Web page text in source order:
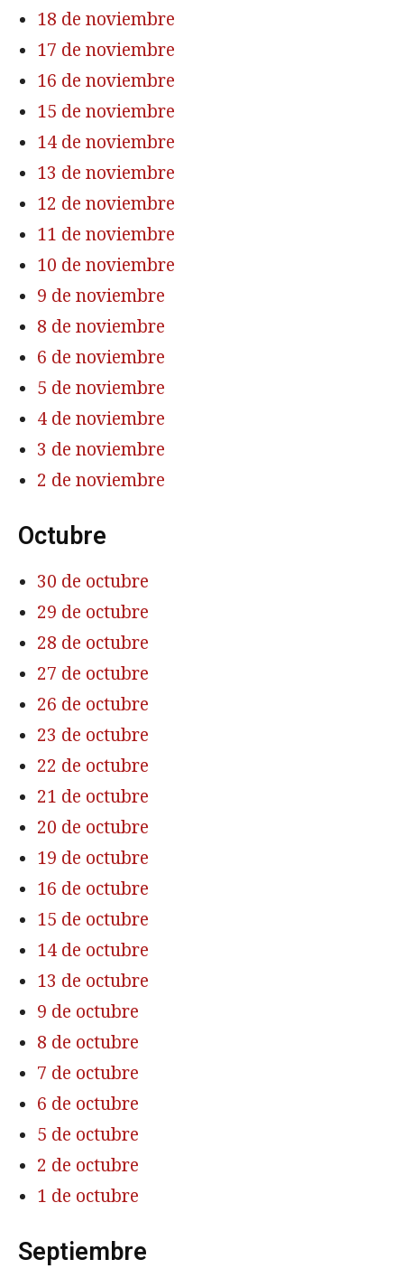
18 de noviembre
17 de noviembre
16 de noviembre
15 de noviembre
14 de noviembre
13 de noviembre
12 de noviembre
11 de noviembre
10 de noviembre
9 de noviembre
8 de noviembre
6 de noviembre
5 de noviembre
4 de noviembre
3 de noviembre
2 de noviembre
Octubre
30 de octubre
29 de octubre
28 de octubre
27 de octubre
26 de octubre
23 de octubre
22 de octubre
21 de octubre
20 de octubre
19 de octubre
16 de octubre
15 de octubre
14 de octubre
13 de octubre
9 de octubre
8 de octubre
7 de octubre
6 de octubre
5 de octubre
2 de octubre
1 de octubre
Septiembre